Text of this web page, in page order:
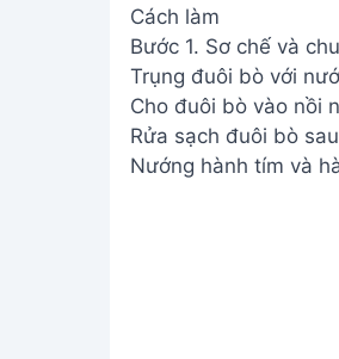
Cách làm
Bước 1. Sơ chế và
Trụng đuôi bò với
Cho đuôi bò vào nồi
Rửa sạch đuôi bò
Nướng hành tím và